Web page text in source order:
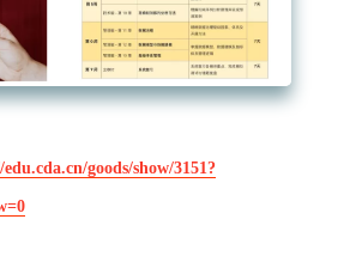
goods/show/3151?